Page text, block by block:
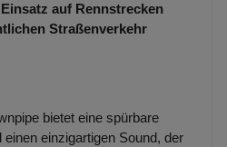
auf Rennstrecken
Straßenverkehr
bietet eine spürbare
einzigartigen Sound, der